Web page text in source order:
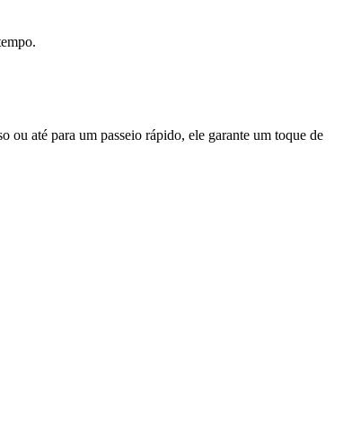
ou até para um passeio rápido, ele garante um toque de